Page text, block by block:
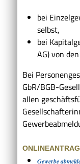
bei
selbst,
bei
AG) von
Bei
GbR/BGB-
allen
Gewerbe